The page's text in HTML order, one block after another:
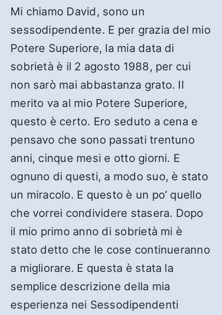
Mi chiamo David, sono un
sessodipendente. E per grazia del mio
Potere Superiore, la mia data di
sobrietà è il 2 agosto 1988, per cui
non sarò mai abbastanza grato. Il
merito va al mio Potere Superiore,
questo è certo. Ero seduto a cena e
pensavo che sono passati trentuno
anni, cinque mesi e otto giorni. E
ognuno di questi, a modo suo, è stato
un miracolo. E questo è un po’ quello
che vorrei condividere stasera. Dopo
il mio primo anno di sobrietà mi è
stato detto che le cose continueranno
a migliorare. E questa è stata la
semplice descrizione della mia
esperienza nei Sessodipendenti